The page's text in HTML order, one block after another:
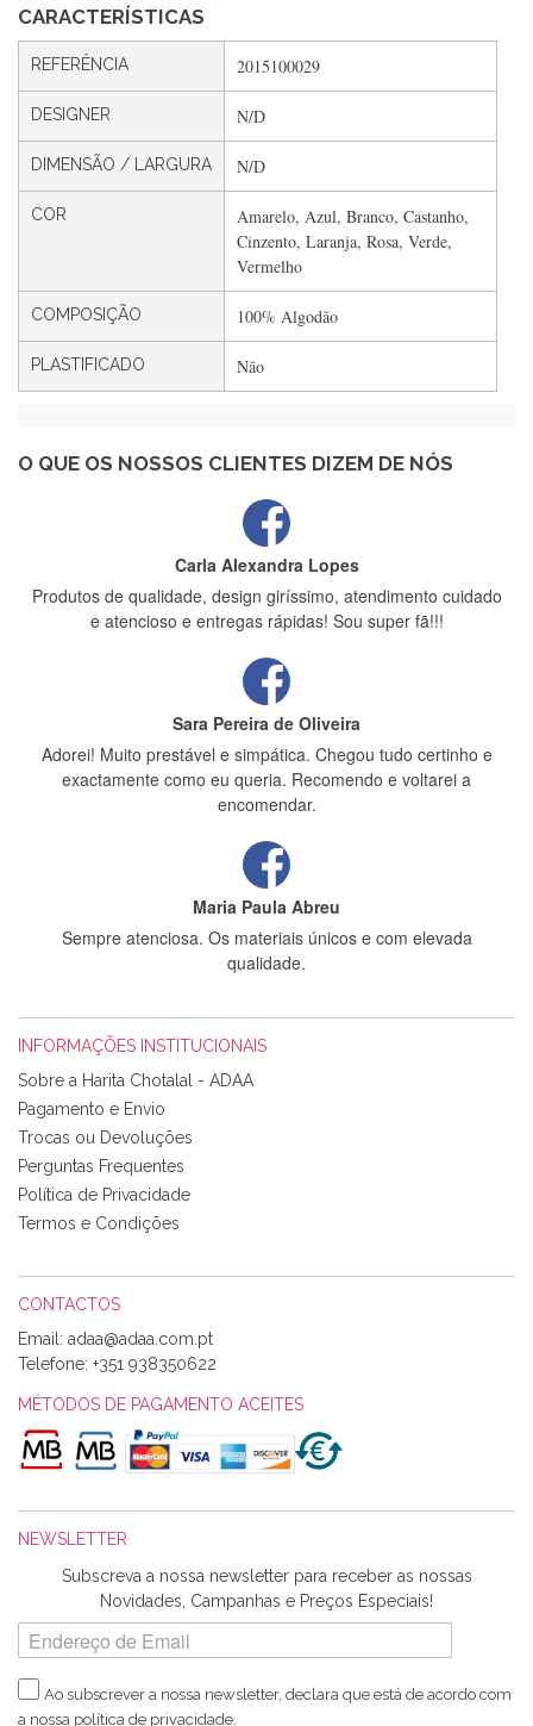
CARACTERÍSTICAS
REFERÊNCIA 2015100029
DESIGNER N/D
DIMENSÃO / LARGURA N/D
COR
Amarelo, Azul, Branco, Castanho,
Cinzento, Laranja, Rosa, Verde,
Vermelho
COMPOSIÇÃO 100% Algodão
PLASTIFICADO Não
O QUE OS NOSSOS CLIENTES DIZEM DE NÓS
Silvia André
Gostei ,Serviço bastante rápido. recomendo
Filipa Freire
Rápido, atendimento 5*. Hoje chegará a segunda encomenda
feita de muitas certamente❤️
estrelas
Carla Alexandra Lopes
Produtos de qualidade, design giríssimo, atendimento cuidado
e atencioso e entregas rápidas! Sou super fã!!!
Sara Pereira de Oliveira
Adorei! Muito prestável e simpática. Chegou tudo certinho e
exactamente como eu queria. Recomendo e voltarei a
encomendar.
Maria Paula Abreu
Sempre atenciosa. Os materiais únicos e com elevada
qualidade.
Tudo chegou em condições, pois os produtos vieram muito
bem acondicionados. Estou plenamente satisfeita com os
produtos adquiridos. Relativamente à bolsa, tem um tecido
com um padrão e cores muito bonitas e a execução está
perfeitíssima. Futuramente penso voltar a comprar na vossa
loja, têm excelentes artigos a um preço muito justo. A
Alexandra Morais
Olá boa Noite. Os meus tecidos chegaram hoje. Muito
obrigada pelo miminho que dá um jeitaço pras minhas linhas
de bordar e não sei o que pões nos tecidos, mas que cheiram
maravilhosamente ... cheiram! :) Muito Obrigada.
Harita a minha encomenda já chegou. :) Muito obrigada pela
rapidez no envio, pela qualidade dos materiais que me
enviaste e pela simpatia de sempre. :)
INFORMAÇÕES INSTITUCIONAIS
Sobre a Harita Chotalal - ADAA
Pagamento e Envio
Trocas ou Devoluções
Perguntas Frequentes
Política de Privacidade
Termos e Condições
CONTACTOS
Email:
Telefone: +351 938350622
MÉTODOS DE PAGAMENTO ACEITES
NEWSLETTER
Subscreva a nossa newsletter para receber as nossas
Novidades, Campanhas e Preços Especiais!
Ao subscrever a nossa newsletter, declara que está de acordo com
a nossa política de privacidade.